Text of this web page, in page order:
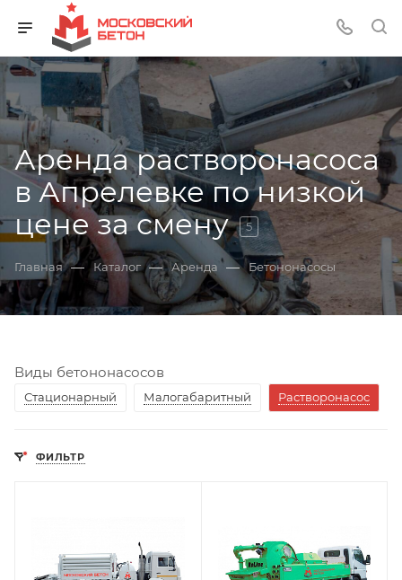
Аренда растворонасоса
в Апрелевке по низкой
цене за смену
5
Главная — Каталог — Аренда — Бетононасосы
Виды бетононасосов
Стационарный Малогабаритный Растворонасос
ФИЛЬТР